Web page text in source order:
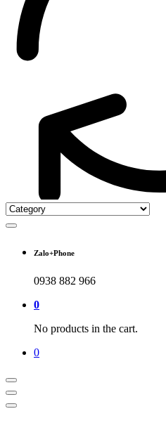
Zalo+Phone
0938 882 966
0
No products in the cart.
0